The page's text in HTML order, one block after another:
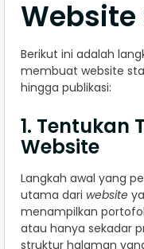
Berikut ini adalah
membuat website
hingga publikasi:
1. Tentukan
Website
Langkah awal yang
utama dari website
menampilkan
atau hanya sekadar
struktur halaman